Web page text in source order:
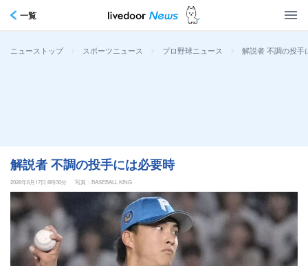
一覧
ニューストップ > スポーツニュース > プロ野球ニュース > 解説者 不調の投手
解説者 不調の投手には必要時
2026年6月17日 6時30分 写真：BASEBALL KING